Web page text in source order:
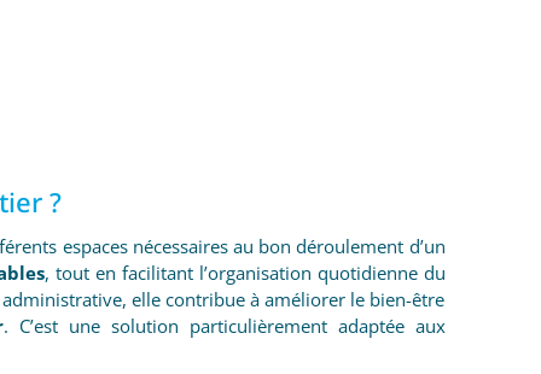
?
espaces nécessaires au bon déroulement d’un
, tout en facilitant l’organisation quotidienne du
elle contribue à améliorer le bien-être
. C’est une solution particulièrement adaptée aux